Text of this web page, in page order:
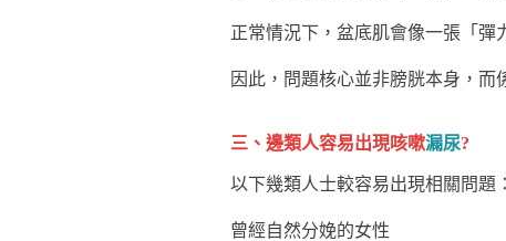
正常情況下，盆底肌會像一張「彈
因此，問題核心並非膀胱本身，而
三、邊類人容易出現咳嗽漏尿?
以下幾類人士較容易出現相關問題：
曾經自然分娩的女性